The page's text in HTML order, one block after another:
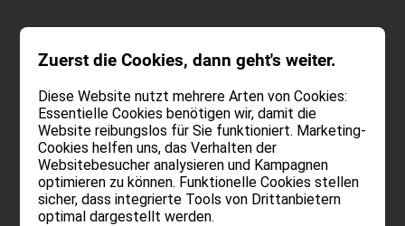
17.06.2026-Lesezeit:6 Minuten
Waalweg Schenna - Die schönste
Genusswanderung in Südtirol
Zuerst die Cookies, dann geht's weiter.
Diese Website nutzt mehrere Arten von Cookies:
Essentielle Cookies benötigen wir, damit die
Website reibungslos für Sie funktioniert. Marketing-
Cookies helfen uns, das Verhalten der
Websitebesucher analysieren und Kampagnen
optimieren zu können. Funktionelle Cookies stellen
sicher, dass integrierte Tools von Drittanbietern
optimal dargestellt werden.